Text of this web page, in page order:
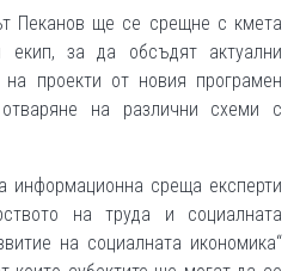
Пеканов ще се срещне с кмета
за да обсъдят актуални
на проекти от новия програмен
на различни схеми с
информационна среща експерти
на труда и социалната
на социалната икономика“